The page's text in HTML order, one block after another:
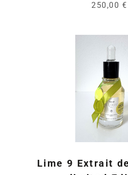
250,00 €
Lime 9 Extrait